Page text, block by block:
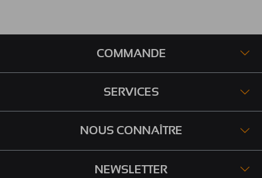
COMMANDE
SERVICES
NOUS CONNAÎTRE
NEWSLETTER